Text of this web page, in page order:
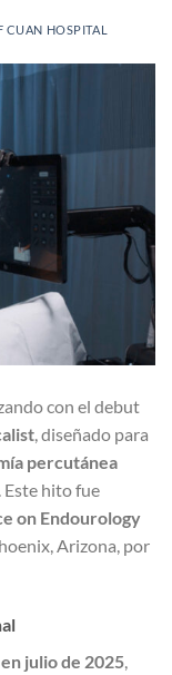
CUAN HOSPITAL
con el debut
, diseñado para
percutánea
Este hito fue
on Endourology
Arizona, por
julio de 2025